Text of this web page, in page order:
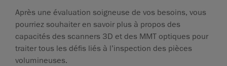
Après une évaluation soigneuse de vos besoins, vous
pourriez souhaiter en savoir plus à propos des
capacités des scanners 3D et des MMT optiques pour
traiter tous les défis liés à l’inspection des pièces
volumineuses.